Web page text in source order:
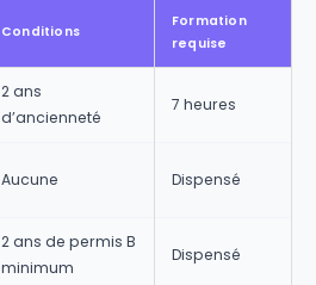
Conditions
Formation
requise
2 ans
d’ancienneté
7 heures
Aucune Dispensé
2 ans de permis B
minimum
Dispensé